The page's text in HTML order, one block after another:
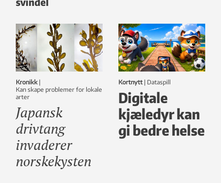
Kronikk |
Kan skape problemer for lokale
arter
Japansk
drivtang
invaderer
norskekysten
Kortnytt | dataspill
Digitale
kjæledyr kan
gi bedre helse